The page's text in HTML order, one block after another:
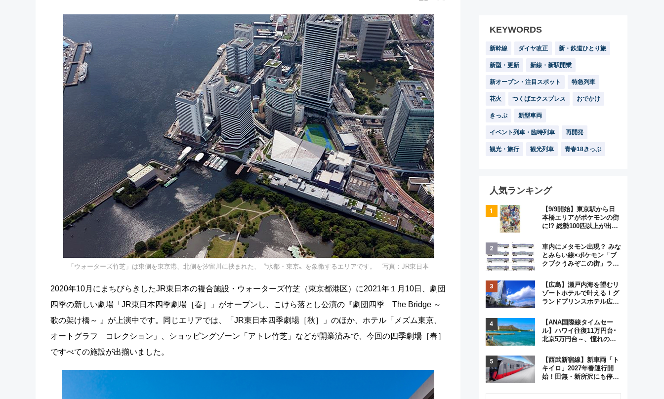
「ウォーターズ竹芝」は東側を東京港、北側を汐留川に挟まれた、〝水都・東京〟を象徴するエリアです。 写真：JR東日本
2020年10月にまちびらきしたJR東日本の複合施設・ウォーターズ竹芝（東京都港区）に2021年１月10日、劇団
四季の新しい劇場「JR東日本四季劇場［春］」がオープンし、こけら落とし公演の『劇団四季 The Bridge ～
歌の架け橋～ 』が上演中です。同じエリアでは、「JR東日本四季劇場［秋］」のほか、ホテル「メズム東京、
オートグラフ コレクション」、ショッピングゾーン「アトレ竹芝」などが開業済みで、今回の四季劇場［春］
ですべての施設が出揃いました。
KEYWORDS
新幹線 ダイヤ改正 新・鉄道ひとり旅
新型・更新 新線・新駅開業
新オープン・注目スポット 特急列車
花火 つくばエクスプレス おでかけ
きっぷ 新型車両
イベント列車・臨時列車 再開発
観光・旅行 観光列車 青春18きっぷ
人気ランキング
【9/9開始】東京駅から日
本橋エリアがポケモンの街
に!? 総勢100匹以上が出現
格謎解き・グッズ情報まと
め
車内にメタモン出現？ みな
とみらい線×ポケモン「ブ
クブクうみぞこの街」ラッ
この夏は直通列車で横浜
へ！
【広島】瀬戸内海を望むリ
ゾートホテルで叶える！グ
ランドプリンスホテル広島
ジュアルパーティープラン
【ANA国際線タイムセー
ル】ハワイ往復11万円台･
北京5万円台～、憧れのビ
GW旅行まで狙える激アツ
路線まとめ（8/10まで）
【西武新宿線】新車両「ト
キイロ」2027年春運行開
始！田無・新所沢にも停